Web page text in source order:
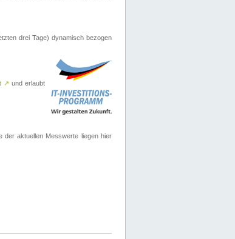
drei Tage) dynamisch bezogen
↗ und erlaubt
der aktuellen Messwerte liegen hier